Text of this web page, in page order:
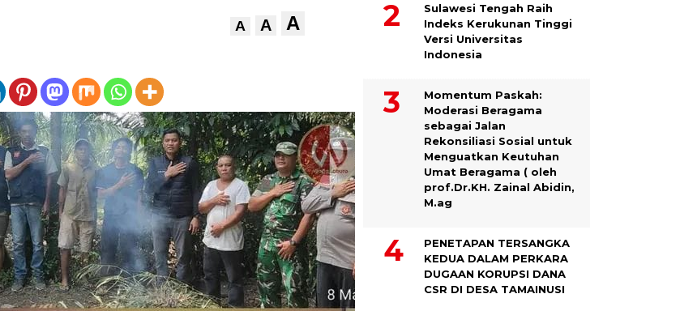
A A A
Sulawesi Tengah Raih
Indeks Kerukunan Tinggi
Versi Universitas
Indonesia
Momentum Paskah:
Moderasi Beragama
sebagai Jalan
Rekonsiliasi Sosial untuk
Menguatkan Keutuhan
Umat Beragama ( oleh
prof.Dr.KH. Zainal Abidin,
M.ag
PENETAPAN TERSANGKA
KEDUA DALAM PERKARA
DUGAAN KORUPSI DANA
CSR DI DESA TAMAINUSI